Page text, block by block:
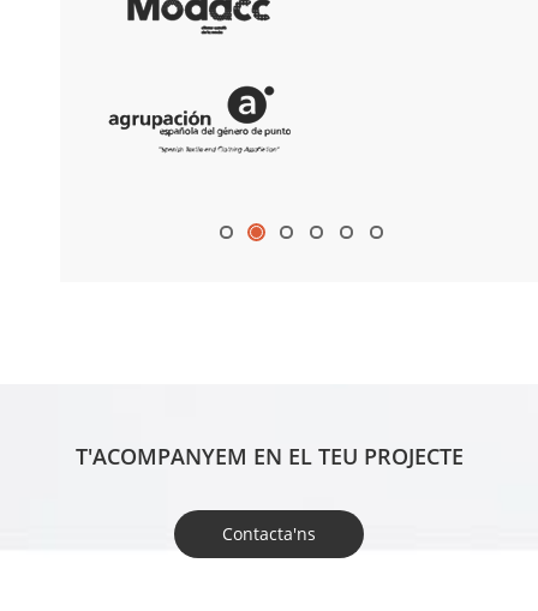
T'ACOMPANYEM EN EL TEU PROJECTE
Contacta'ns